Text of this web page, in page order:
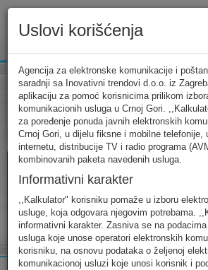
Tarifni kalkulator Uslovi
Tarifni kalkulator
Odaberite usluge koje koristite, popunite
izaberite za sebe ono najbolje...
Uslovi korišćenja
Agencija za elektronske komunikacije i
saradnji sa Inovativni trendovi d.o.o. iz
aplikaciju za pomoć korisnicima prilikom
komunikacionih usluga u Crnoj Gori.
za poređenje ponuda javnih elektronskih
Crnoj Gori, u dijelu fiksne i mobilne telefonije,
internetu, distribucije TV i radio programa
kombinovanih paketa navedenih usluga.
Informativni karakter
,,Kalkulator" korisniku pomaže u izboru
usluge, koja odgovara njegovim potrebama.
informativni karakter. Zasniva se na
usluga koje unose operatori elektronskih
korisniku, na osnovu podataka o željenoj
komunikacionoj usluzi koje unosi korisnik i